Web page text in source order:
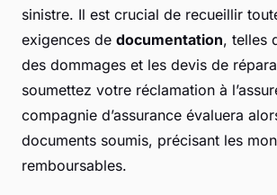
sinistre. Il est crucial de recueillir
exigences de documentation, telles
des dommages et les devis de
soumettez votre réclamation à
compagnie d’assurance évaluera
documents soumis, précisant les
remboursables.